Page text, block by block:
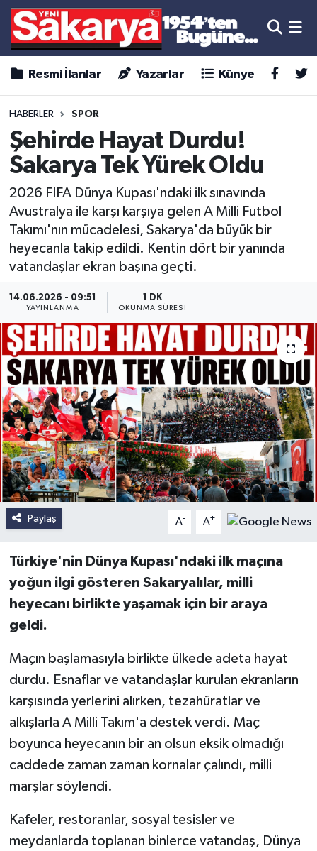
Resmi İlanlar Yazarlar Künye
HABERLER SPOR
Şehirde Hayat Durdu!
Sakarya Tek Yürek Oldu
2026 FIFA Dünya Kupası'ndaki ilk sınavında
Avustralya ile karşı karşıya gelen A Milli Futbol
Takımı'nın mücadelesi, Sakarya'da büyük bir
heyecanla takip edildi. Kentin dört bir yanında
vatandaşlar ekran başına geçti.
14.06.2026 - 09:51
YAYINLANMA
1 DK
OKUNMA SÜRESI
Paylaş A- A+
Türkiye'nin Dünya Kupası'ndaki ilk maçına
yoğun ilgi gösteren Sakaryalılar, milli
heyecanı birlikte yaşamak için bir araya
geldi.
Maçın başlamasıyla birlikte ülkede adeta hayat
durdu. Esnaflar ve vatandaşlar kurulan ekranların
karşısında yerlerini alırken, tezahüratlar ve
alkışlarla A Milli Takım'a destek verdi. Maç
boyunca heyecanın bir an olsun eksik olmadığı
caddede zaman zaman kornalar çalındı, milli
marşlar söylendi.
Kafeler, restoranlar, sosyal tesisler ve
meydanlarda toplanan binlerce vatandaş, Dünya